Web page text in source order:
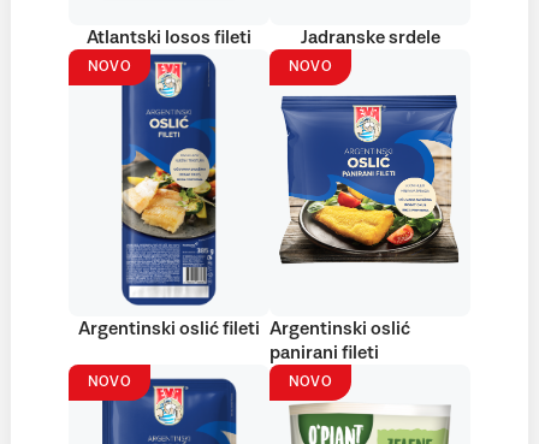
Atlantski losos fileti Jadranske srdele
NOVO
Argentinski oslić fileti
NOVO
Argentinski oslić
panirani fileti
NOVO NOVO